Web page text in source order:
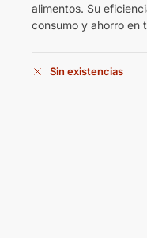
alimentos. Su
consumo y ahorro en
Sin existencias